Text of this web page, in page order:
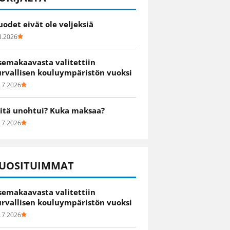
eivät ole veljeksiä
valitettiin
kouluympäristön vuoksi
unohtui? Kuka maksaa?
valitettiin
kouluympäristön vuoksi